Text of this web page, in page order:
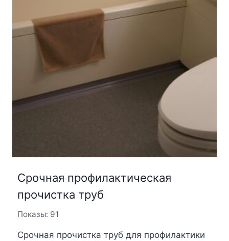
Срочная профилактическая
прочистка труб
Показы: 91
Срочная прочистка труб для профилактики